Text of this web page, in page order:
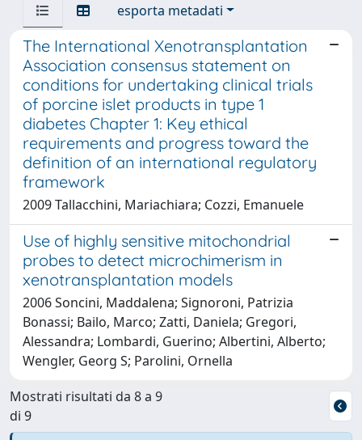
esporta metadati
The International Xenotransplantation
Association consensus statement on
conditions for undertaking clinical trials
of porcine islet products in type 1
diabetes Chapter 1: Key ethical
requirements and progress toward the
definition of an international regulatory
framework
2009 Tallacchini, Mariachiara; Cozzi, Emanuele
Use of highly sensitive mitochondrial
probes to detect microchimerism in
xenotransplantation models
2006 Soncini, Maddalena; Signoroni, Patrizia
Bonassi; Bailo, Marco; Zatti, Daniela; Gregori,
Alessandra; Lombardi, Guerino; Albertini, Alberto;
Wengler, Georg S; Parolini, Ornella
Mostrati risultati da 8 a 9
di 9